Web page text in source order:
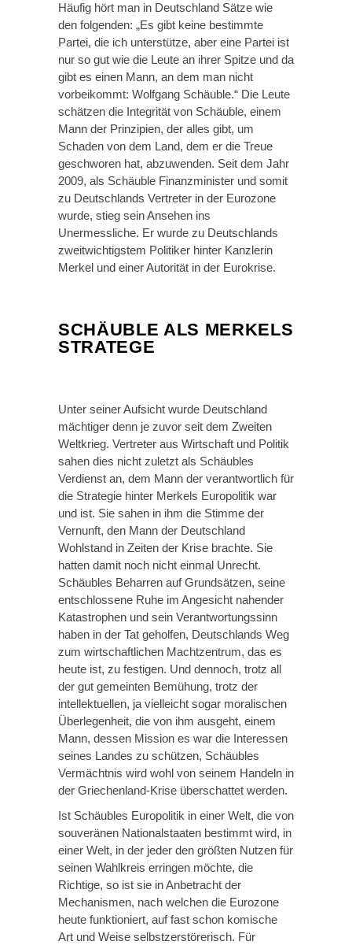
Häufig hört man in Deutschland Sätze wie
den folgenden: „Es gibt keine bestimmte
Partei, die ich unterstütze, aber eine Partei ist
nur so gut wie die Leute an ihrer Spitze und da
gibt es einen Mann, an dem man nicht
vorbeikommt: Wolfgang Schäuble.“ Die Leute
schätzen die Integrität von Schäuble, einem
Mann der Prinzipien, der alles gibt, um
Schaden von dem Land, dem er die Treue
geschworen hat, abzuwenden. Seit dem Jahr
2009, als Schäuble Finanzminister und somit
zu Deutschlands Vertreter in der Eurozone
wurde, stieg sein Ansehen ins
Unermessliche. Er wurde zu Deutschlands
zweitwichtigstem Politiker hinter Kanzlerin
Merkel und einer Autorität in der Eurokrise.
SCHÄUBLE ALS MERKELS
STRATEGE
Unter seiner Aufsicht wurde Deutschland
mächtiger denn je zuvor seit dem Zweiten
Weltkrieg. Vertreter aus Wirtschaft und Politik
sahen dies nicht zuletzt als Schäubles
Verdienst an, dem Mann der verantwortlich für
die Strategie hinter Merkels Europolitik war
und ist. Sie sahen in ihm die Stimme der
Vernunft, den Mann der Deutschland
Wohlstand in Zeiten der Krise brachte. Sie
hatten damit noch nicht einmal Unrecht.
Schäubles Beharren auf Grundsätzen, seine
entschlossene Ruhe im Angesicht nahender
Katastrophen und sein Verantwortungssinn
haben in der Tat geholfen, Deutschlands Weg
zum wirtschaftlichen Machtzentrum, das es
heute ist, zu festigen. Und dennoch, trotz all
der gut gemeinten Bemühung, trotz der
intellektuellen, ja vielleicht sogar moralischen
Überlegenheit, die von ihm ausgeht, einem
Mann, dessen Mission es war die Interessen
seines Landes zu schützen, Schäubles
Vermächtnis wird wohl von seinem Handeln in
der Griechenland-Krise überschattet werden.
Ist Schäubles Europolitik in einer Welt, die von
souveränen Nationalstaaten bestimmt wird, in
einer Welt, in der jeder den größten Nutzen für
seinen Wahlkreis erringen möchte, die
Richtige, so ist sie in Anbetracht der
Mechanismen, nach welchen die Eurozone
heute funktioniert, auf fast schon komische
Art und Weise selbstzerstörerisch. Für